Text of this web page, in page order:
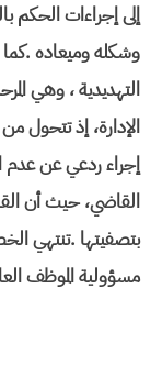
إلى إجراءات الحكم
وشكله وميعاده .كما
التهديدية ، وهي
الإدارة، إذ تتحول
إجراء ردعي عن عدم
القاضي، حيث أن
بتصفيتها .تنتهي
مسؤولية الموظف